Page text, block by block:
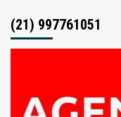
(21) 997761051